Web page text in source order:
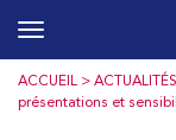
to
ACCUEIL > ACTUALITÉS
présentations et